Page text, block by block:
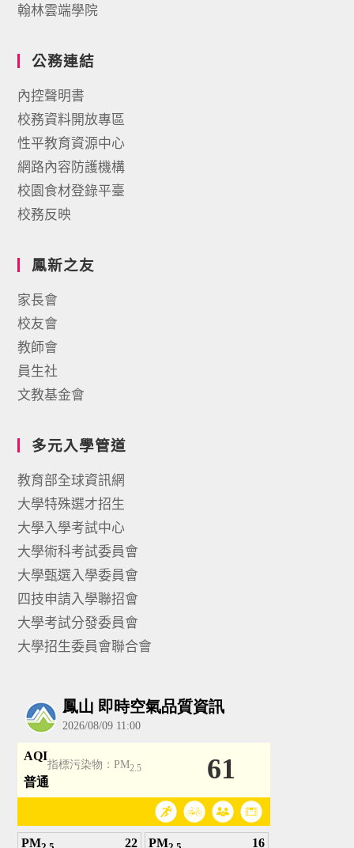
翰林雲端學院
公務連結
內控聲明書
校務資料開放專區
性平教育資源中心
網路內容防護機構
校園食材登錄平臺
校務反映
鳳新之友
家長會
校友會
教師會
員生社
文教基金會
多元入學管道
教育部全球資訊網
大學特殊選才招生
大學入學考試中心
大學術科考試委員會
大學甄選入學委員會
四技申請入學聯招會
大學考試分發委員會
大學招生委員會聯合會